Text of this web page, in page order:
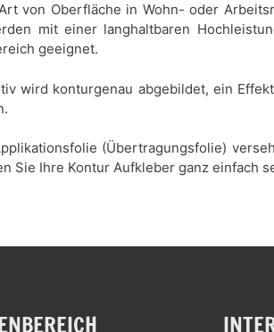
von Oberfläche in Wohn- oder
mit einer langhaltbaren
geeignet.
wird konturgenau abgebildet, ein
(Übertragungsfolie)
Sie Ihre Kontur Aufkleber ganz einfach